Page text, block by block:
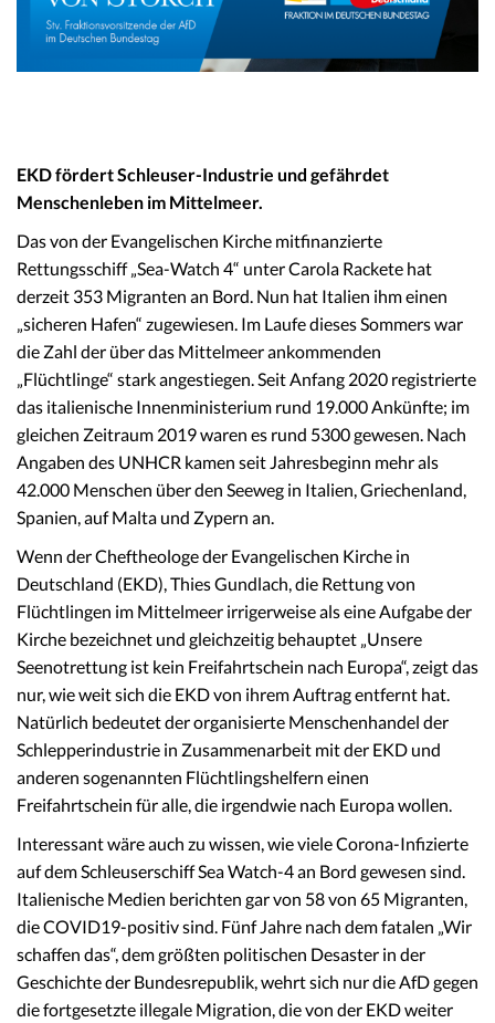
EKD fördert Schleuser-Industrie und gefährdet
Menschenleben im Mittelmeer.
Das von der Evangelischen Kirche mitfinanzierte
Rettungsschiff „Sea-Watch 4“ unter Carola Rackete hat
derzeit 353 Migranten an Bord. Nun hat Italien ihm einen
„sicheren Hafen“ zugewiesen. Im Laufe dieses Sommers war
die Zahl der über das Mittelmeer ankommenden
„Flüchtlinge“ stark angestiegen. Seit Anfang 2020 registrierte
das italienische Innenministerium rund 19.000 Ankünfte; im
gleichen Zeitraum 2019 waren es rund 5300 gewesen. Nach
Angaben des UNHCR kamen seit Jahresbeginn mehr als
42.000 Menschen über den Seeweg in Italien, Griechenland,
Spanien, auf Malta und Zypern an.
Wenn der Cheftheologe der Evangelischen Kirche in
Deutschland (EKD), Thies Gundlach, die Rettung von
Flüchtlingen im Mittelmeer irrigerweise als eine Aufgabe der
Kirche bezeichnet und gleichzeitig behauptet „Unsere
Seenotrettung ist kein Freifahrtschein nach Europa“, zeigt das
nur, wie weit sich die EKD von ihrem Auftrag entfernt hat.
Natürlich bedeutet der organisierte Menschenhandel der
Schlepperindustrie in Zusammenarbeit mit der EKD und
anderen sogenannten Flüchtlingshelfern einen
Freifahrtschein für alle, die irgendwie nach Europa wollen.
Interessant wäre auch zu wissen, wie viele Corona-Infizierte
auf dem Schleuserschiff Sea Watch-4 an Bord gewesen sind.
Italienische Medien berichten gar von 58 von 65 Migranten,
die COVID19-positiv sind. Fünf Jahre nach dem fatalen „Wir
schaffen das“, dem größten politischen Desaster in der
Geschichte der Bundesrepublik, wehrt sich nur die AfD gegen
die fortgesetzte illegale Migration, die von der EKD weiter